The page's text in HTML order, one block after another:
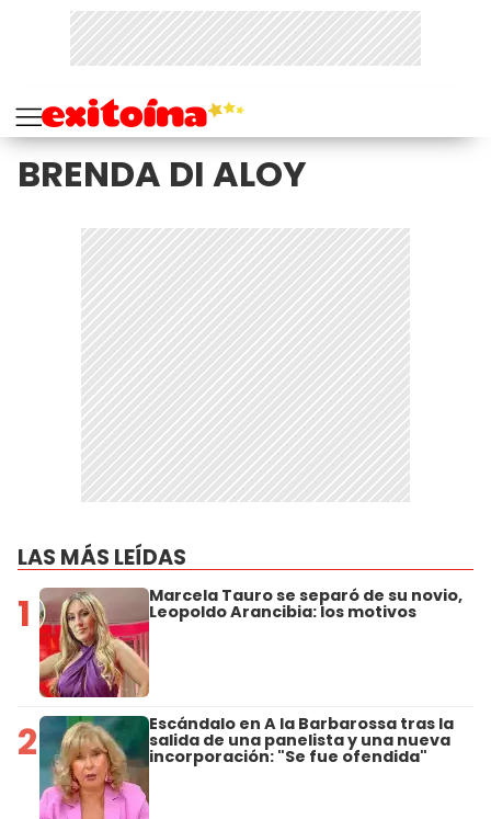
BRENDA DI ALOY
LAS MÁS LEÍDAS
1 Marcela Tauro se separó de su novio,
Leopoldo Arancibia: los motivos
2 Escándalo en A la Barbarossa tras la
salida de una panelista y una nueva
incorporación: "Se fue ofendida"